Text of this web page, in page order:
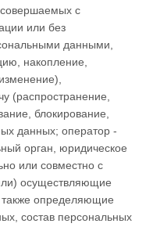
совершаемых с
или без
данными,
накопление,
(распространение,
блокирование,
данных; оператор -
орган, юридическое
или совместно с
осуществляющие
также определяющие
состав персональных